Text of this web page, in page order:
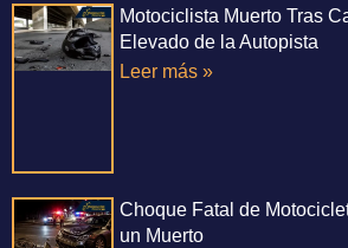
Motociclista Muerto Tras
Elevado de la Autopista
Leer más »
Choque Fatal de
un Muerto